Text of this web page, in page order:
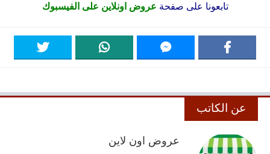
تابعونا على صفحة عروض اونلاين على الفيسبوك
عن الكاتب
عروض اون لاين